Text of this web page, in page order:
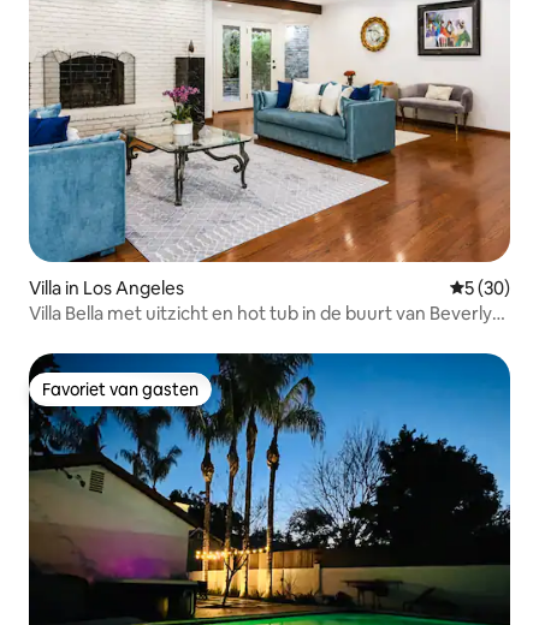
Villa in Los Angeles
5 (30)
Villa Bella met uitzicht en hot tub in de buurt van Beverly
Favoriet van gasten
Favoriet van gasten